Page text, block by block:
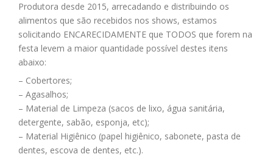
Produtora desde 2015, arrecadando e distribuindo os
alimentos que são recebidos nos shows, estamos
solicitando ENCARECIDAMENTE que TODOS que forem na
festa levem a maior quantidade possível destes itens
abaixo:
– Cobertores;
– Agasalhos;
– Material de Limpeza (sacos de lixo, água sanitária,
detergente, sabão, esponja, etc);
– Material Higiênico (papel higiênico, sabonete, pasta de
dentes, escova de dentes, etc.).